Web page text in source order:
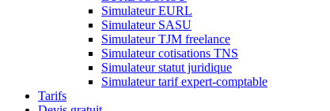
Simulateur EURL
Simulateur SASU
Simulateur TJM freelance
Simulateur cotisations TNS
Simulateur statut juridique
Simulateur tarif expert-comptable
Tarifs